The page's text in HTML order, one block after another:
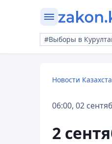
#Выборы в
Новости
06:00, 02
2